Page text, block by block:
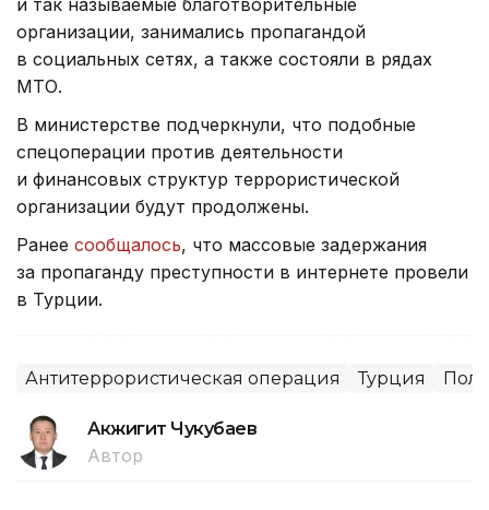
и так называемые благотворительные
организации, занимались пропагандой
в социальных сетях, а также состояли в рядах
МТО.
В министерстве подчеркнули, что подобные
спецоперации против деятельности
и финансовых структур террористической
организации будут продолжены.
Ранее сообщалось, что массовые задержания
за пропаганду преступности в интернете провели
в Турции.
Антитеррористическая операция Турция
Акжигит Чукубаев
Автор